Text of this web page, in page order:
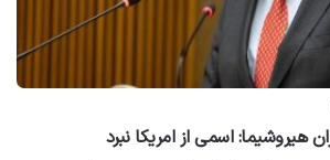
هیروشیما: اسمی از امریکا نبرد